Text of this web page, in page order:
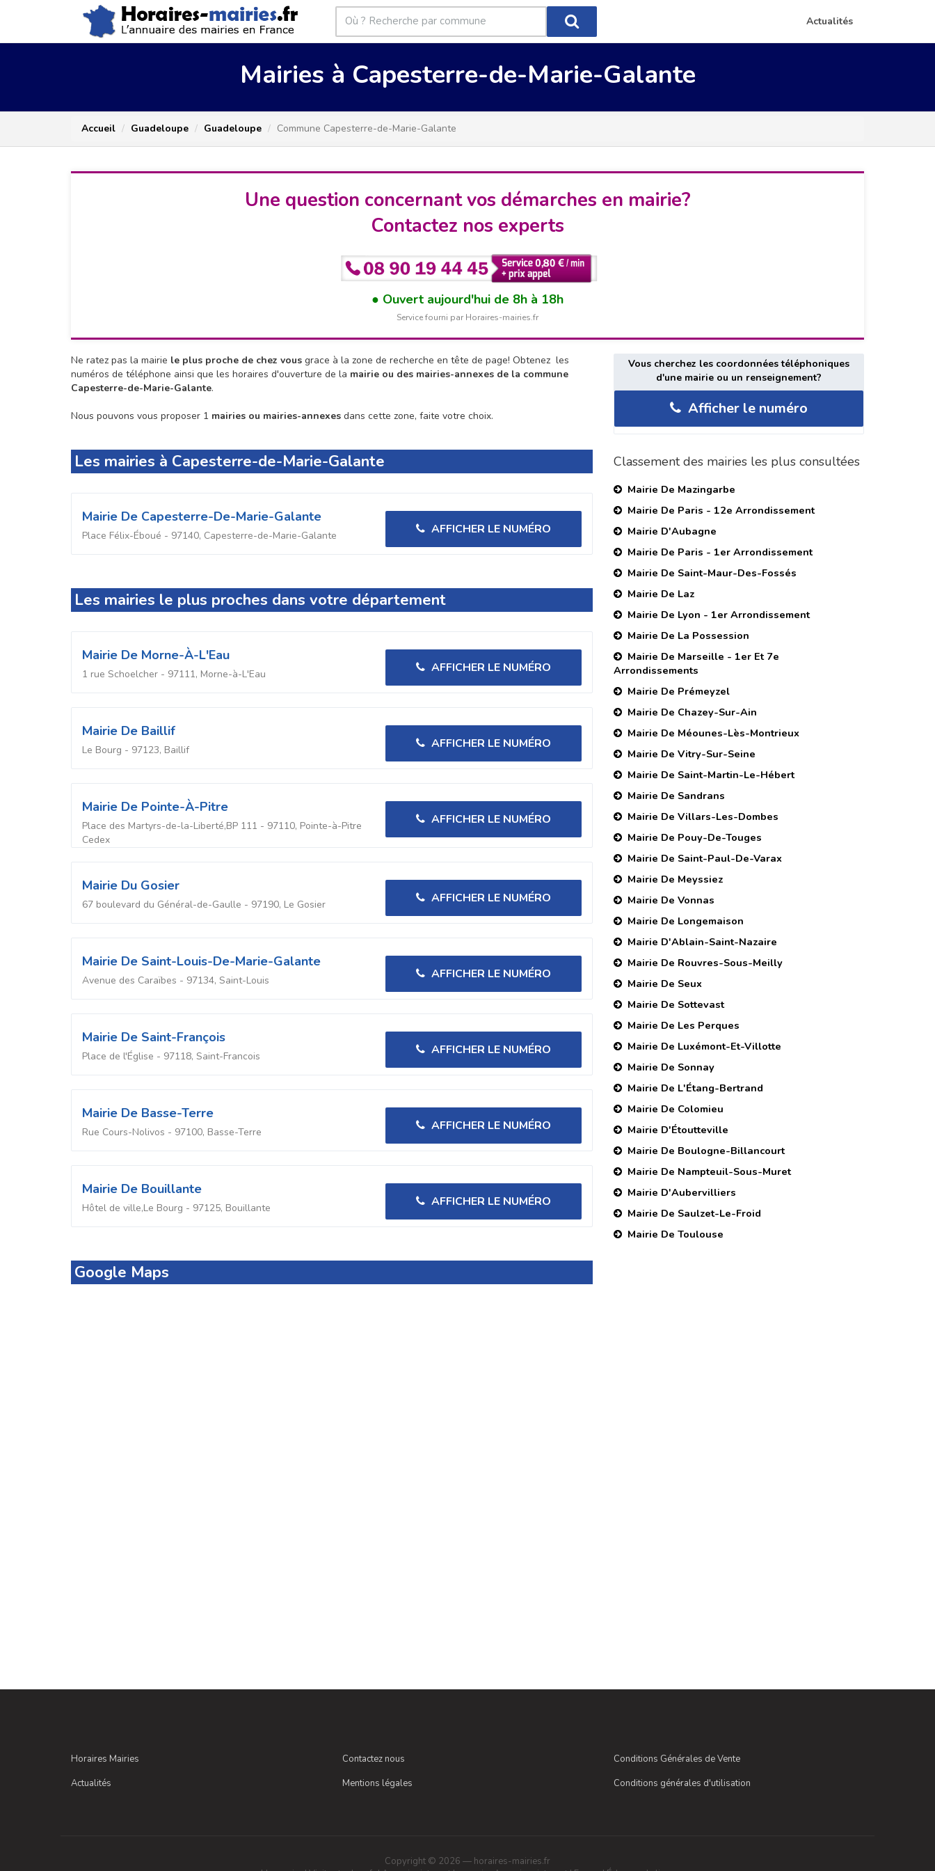
Actualités
Mairies à Capesterre-de-Marie-Galante
Accueil Guadeloupe Guadeloupe Commune Capesterre-de-Marie-Galante
Une question concernant vos démarches en mairie?
Contactez nos experts
Ouvert aujourd'hui de 8h à 18h
Service fourni par Horaires-mairies.fr
Ne ratez pas la mairie le plus proche de chez vous grace à la zone de recherche en tête de page! Obtenez les
numéros de téléphone ainsi que les horaires d'ouverture de la mairie ou des mairies-annexes de la commune
Capesterre-de-Marie-Galante.
Nous pouvons vous proposer 1 mairies ou mairies-annexes dans cette zone, faite votre choix.
Les mairies à Capesterre-de-Marie-Galante
Mairie De Capesterre-De-Marie-Galante
Place Félix-Éboué - 97140, Capesterre-de-Marie-Galante AFFICHER LE NUMÉRO
Les mairies le plus proches dans votre département
Mairie De Morne-À-L'Eau
1 rue Schoelcher - 97111, Morne-à-L'Eau AFFICHER LE NUMÉRO
Mairie De Baillif
Le Bourg - 97123, Baillif AFFICHER LE NUMÉRO
Mairie De Pointe-À-Pitre
Place des Martyrs-de-la-Liberté,BP 111 - 97110, Pointe-à-Pitre
Cedex
AFFICHER LE NUMÉRO
Mairie Du Gosier
67 boulevard du Général-de-Gaulle - 97190, Le Gosier AFFICHER LE NUMÉRO
Mairie De Saint-Louis-De-Marie-Galante
Avenue des Caraïbes - 97134, Saint-Louis AFFICHER LE NUMÉRO
Mairie De Saint-François
Place de l'Église - 97118, Saint-Francois AFFICHER LE NUMÉRO
Mairie De Basse-Terre
Rue Cours-Nolivos - 97100, Basse-Terre AFFICHER LE NUMÉRO
Mairie De Bouillante
Hôtel de ville,Le Bourg - 97125, Bouillante AFFICHER LE NUMÉRO
Google Maps
Vous cherchez les coordonnées téléphoniques
d'une mairie ou un renseignement?
Afficher le numéro
Classement des mairies les plus consultées
Mairie De Mazingarbe
Mairie De Paris - 12e Arrondissement
Mairie D'Aubagne
Mairie De Paris - 1er Arrondissement
Mairie De Saint-Maur-Des-Fossés
Mairie De Laz
Mairie De Lyon - 1er Arrondissement
Mairie De La Possession
Mairie De Marseille - 1er Et 7e
Arrondissements
Mairie De Prémeyzel
Mairie De Chazey-Sur-Ain
Mairie De Méounes-Lès-Montrieux
Mairie De Vitry-Sur-Seine
Mairie De Saint-Martin-Le-Hébert
Mairie De Sandrans
Mairie De Villars-Les-Dombes
Mairie De Pouy-De-Touges
Mairie De Saint-Paul-De-Varax
Mairie De Meyssiez
Mairie De Vonnas
Mairie De Longemaison
Mairie D'Ablain-Saint-Nazaire
Mairie De Rouvres-Sous-Meilly
Mairie De Seux
Mairie De Sottevast
Mairie De Les Perques
Mairie De Luxémont-Et-Villotte
Mairie De Sonnay
Mairie De L'Étang-Bertrand
Mairie De Colomieu
Mairie D'Étoutteville
Mairie De Boulogne-Billancourt
Mairie De Nampteuil-Sous-Muret
Mairie D'Aubervilliers
Mairie De Saulzet-Le-Froid
Mairie De Toulouse
Horaires Mairies
Actualités
Contactez nous
Mentions légales
Conditions Générales de Vente
Conditions générales d'utilisation
Copyright © 2026 — horaires-mairies.fr